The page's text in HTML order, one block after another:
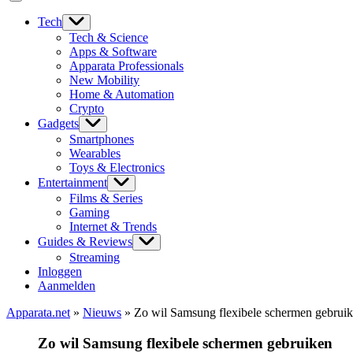
Tech
Tech & Science
Apps & Software
Apparata Professionals
New Mobility
Home & Automation
Crypto
Gadgets
Smartphones
Wearables
Toys & Electronics
Entertainment
Films & Series
Gaming
Internet & Trends
Guides & Reviews
Streaming
Inloggen
Aanmelden
Apparata.net » Nieuws » Zo wil Samsung flexibele schermen
Zo wil Samsung flexibele schermen gebruiken